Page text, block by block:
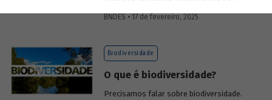
ecossistêmicos, entre outros.
BNDES • 17 de fevereiro, 2025
Biodiversidade
O que é biodiversidade?
Precisamos falar sobre biodiversidade.